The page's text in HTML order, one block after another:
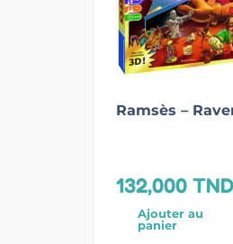
Ramsès –
132,000 TND
Ajouter au
panier